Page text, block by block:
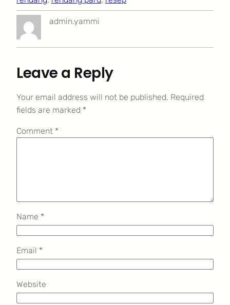
admin.yammi
Leave a Reply
Your email address will not be published. Required
fields are marked *
Comment *
Name *
Email *
Website